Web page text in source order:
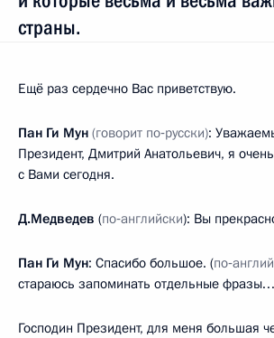
страны.
Ещё раз сердечно Вас приветствую.
Пан Ги Мун (говорит по‑русски):
Президент, Дмитрий Анатольевич, я
с Вами сегодня.
Д.Медведев (по‑английски): Вы
Пан Ги Мун: Спасибо большое. (
стараюсь запоминать отдельные фразы…
Господин Президент, для меня большая